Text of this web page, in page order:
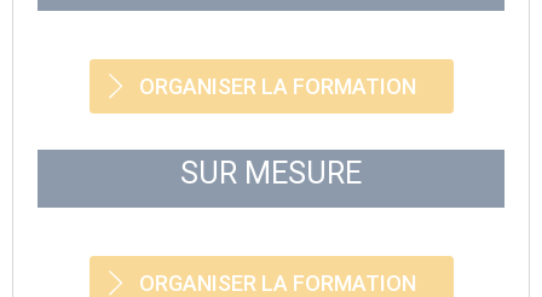
ORGANISER LA FORMATION
SUR MESURE
ORGANISER LA FORMATION